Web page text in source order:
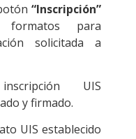
“Inscripción”
para
solicitada a
UIS
y firmado.
UIS establecido